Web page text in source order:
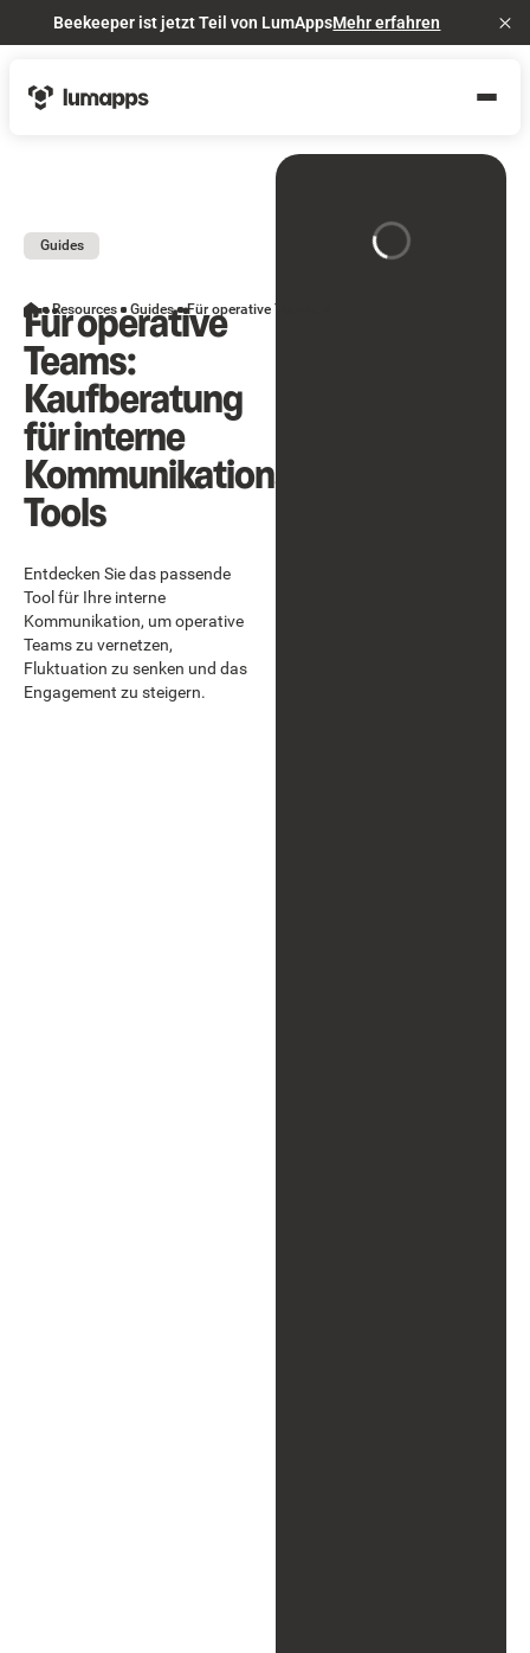
Beekeeper ist jetzt Teil von LumAppsMehr erfahren
Guides
Für operative
Teams:
Kaufberatung
für interne
Kommunikations-
Tools
Entdecken Sie das passende
Tool für Ihre interne
Kommunikation, um operative
Teams zu vernetzen,
Fluktuation zu senken und das
Engagement zu steigern.
Resources Guides